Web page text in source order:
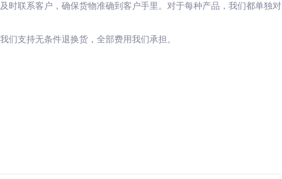
时联系客户，确保货物准确到客户手里。对于每种产品，我们都单独对
们支持无条件退换货，全部费用我们承担。